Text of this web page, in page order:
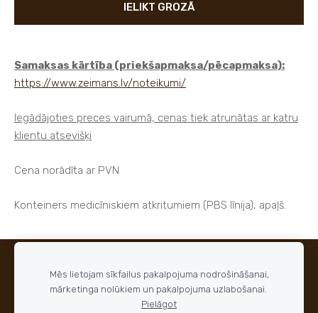
IELIKT GROZĀ
Samaksas kārtība (priekšapmaksa/pēcapmaksa):
https://www.zeimans.lv/noteikumi/
Iegādājoties preces vairumā, cenas tiek atrunātas ar katru
klientu atsevišķi
Cena norādīta ar PVN
Konteiners medicīniskiem atkritumiem (PBS līnija), apaļš.
© 2015 - 2026 ZEIMANS medical
Mēs lietojam sīkfailus pakalpojuma nodrošināšanai,
mārketinga nolūkiem un pakalpojuma uzlabošanai.
Pielāgot